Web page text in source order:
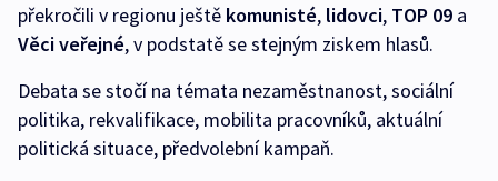
překročili v regionu ještě komunisté, lidovci, TOP 09 a
Věci veřejné, v podstatě se stejným ziskem hlasů.
Debata se stočí na témata nezaměstnanost, sociální
politika, rekvalifikace, mobilita pracovníků, aktuální
politická situace, předvolební kampaň.